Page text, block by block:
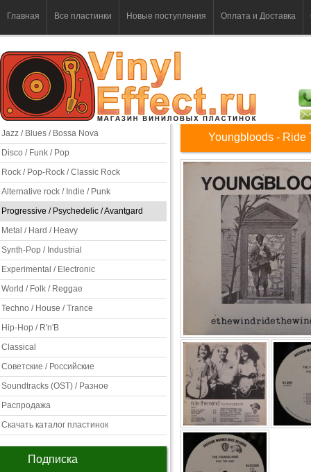
Главная Все пластинки Новые поступления Оплата и Доставка
Jazz / Blues / Bossa Nova
Disco / Funk / Pop
Rock / Pop-Rock / Classic Rock
Alternative rock / Indie / Punk
Progressive / Psychedelic / Avantgard
Metal / Hard / Heavy
Synth-Pop / Industrial
Experimental / Electronic
World / Folk / Reggae
Techno / House / Trance
Hip-Hop / R'n'B
Classical
Советские / Российские
Soundtracks (OST) / Разное
Распродажа
Скачать каталог пластинок
Подписка
Youngbloods - Ride